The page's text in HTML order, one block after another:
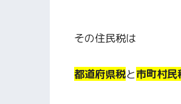
その住民税は
都道府県税と市町村民